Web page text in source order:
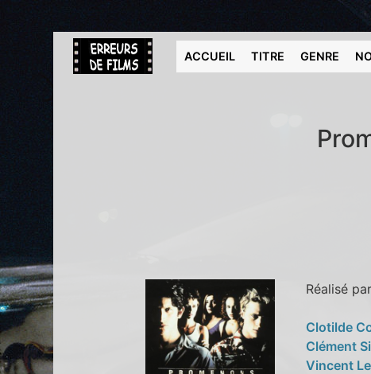
ACCUEIL TITRE GENRE
Réalisé par
Clotilde
Clément
Vincent